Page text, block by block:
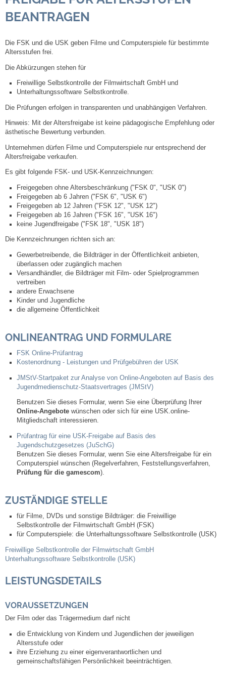
Steuern
Gebühren und Beiträge
Ortsrecht
Haushalt 2026
Trinkwasser - Härtebereich
Redaktionsstatut für das Amtsblatt
Service
Notdienste
Fahrplanauskünfte
Abfall-Infos
Ortsplan
Bildergalerie
Schlepper / Traktor
Rathaus
Aktuelles
Mitarbeiter
Schadensmeldungen
Bürgerservice
Gemeinderat
Sitzungsberichte
Ratsinfo
Gutachterausschuss
BEANTRAGEN
Die FSK und die USK geben Filme und Computerspiele für bestimmte
Altersstufen frei.
Die Abkürzungen stehen für
Freiwillige Selbstkontrolle der Filmwirtschaft GmbH und
Unterhaltungssoftware Selbstkontrolle.
Die Prüfungen erfolgen in transparenten und unabhängigen Verfahren.
Hinweis: Mit der Altersfreigabe ist keine pädagogische Empfehlung oder
ästhetische Bewertung verbunden.
Unternehmen dürfen Filme und Computerspiele nur entsprechend der
Altersfreigabe verkaufen.
Es gibt folgende FSK- und USK-Kennzeichnungen:
Freigegeben ohne Altersbeschränkung ("FSK 0", "USK 0")
Freigegeben ab 6 Jahren ("FSK 6", "USK 6")
Freigegeben ab 12 Jahren ("FSK 12", "USK 12")
Freigegeben ab 16 Jahren ("FSK 16", "USK 16")
keine Jugendfreigabe ("FSK 18", "USK 18")
Die Kennzeichnungen richten sich an:
Gewerbetreibende, die Bildträger in der Öffentlichkeit anbieten,
überlassen oder zugänglich machen
Versandhändler, die Bildträger mit Film- oder Spielprogrammen
vertreiben
andere Erwachsene
Kinder und Jugendliche
die allgemeine Öffentlichkeit
ONLINEANTRAG UND FORMULARE
FSK Online-Prüfantrag
Kostenordnung - Leistungen und Prüfgebühren der USK
JMStV-Startpaket zur Analyse von Online-Angeboten auf Basis des
Jugendmedienschutz-Staatsvertrages (JMStV)
Benutzen Sie dieses Formular, wenn Sie eine Überprüfung Ihrer
Online-Angebotewünschen oder sich für eine USK.online-
Mitgliedschaft interessieren.
Prüfantrag für eine USK-Freigabe auf Basis des
Jugendschutzgesetzes (JuSchG)
Benutzen Sie dieses Formular, wenn Sie eine Altersfreigabe für ein
Computerspiel wünschen (Regelverfahren, Feststellungsverfahren,
Prüfung für die gamescom).
ZUSTÄNDIGE STELLE
für Filme, DVDs und sonstige Bildträger: die Freiwillige
Selbstkontrolle der Filmwirtschaft GmbH (FSK)
für Computerspiele: die Unterhaltungssoftware Selbstkontrolle (USK)
Freiwillige Selbstkontrolle der Filmwirtschaft GmbH
Unterhaltungssoftware Selbstkontrolle (USK)
LEISTUNGSDETAILS
VORAUSSETZUNGEN
Der Film oder das Trägermedium darf nicht
die Entwicklung von Kindern und Jugendlichen der jeweiligen
Altersstufe oder
ihre Erziehung zu einer eigenverantwortlichen und
gemeinschaftsfähigen Persönlichkeit beeinträchtigen.